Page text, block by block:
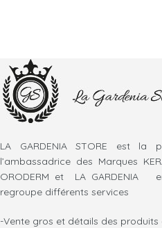
LA GARDENIA STORE est la
l’ambassadrice des Marques
ORODERM et LA GARDENIA
regroupe différents services
-Vente gros et détails des produits